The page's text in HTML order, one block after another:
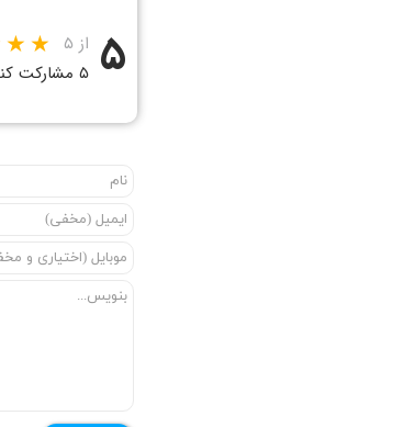
۵ از ۵
۵ مشارکت کننده